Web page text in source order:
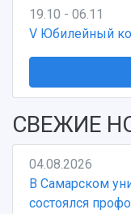
19.10 - 06.11
V Юбилейный
СВЕЖИЕ
04.08.2026
В Самарском
состоялся